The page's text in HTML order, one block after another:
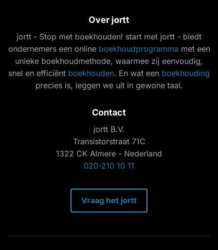
Over jortt
jortt - Stop met boekhouden! start met jortt - biedt
ondernemers een online boekhoudprogramma met een
unieke boekhoudmethode, waarmee zij eenvoudig,
snel en efficiënt boekhouden. En wat een boekhouding
precies is, leggen we uit in gewone taal.
Contact
jortt B.V.
Transistorstraat 71C
1322 CK Almere - Nederland
020-210 10 11
Vraag het jortt